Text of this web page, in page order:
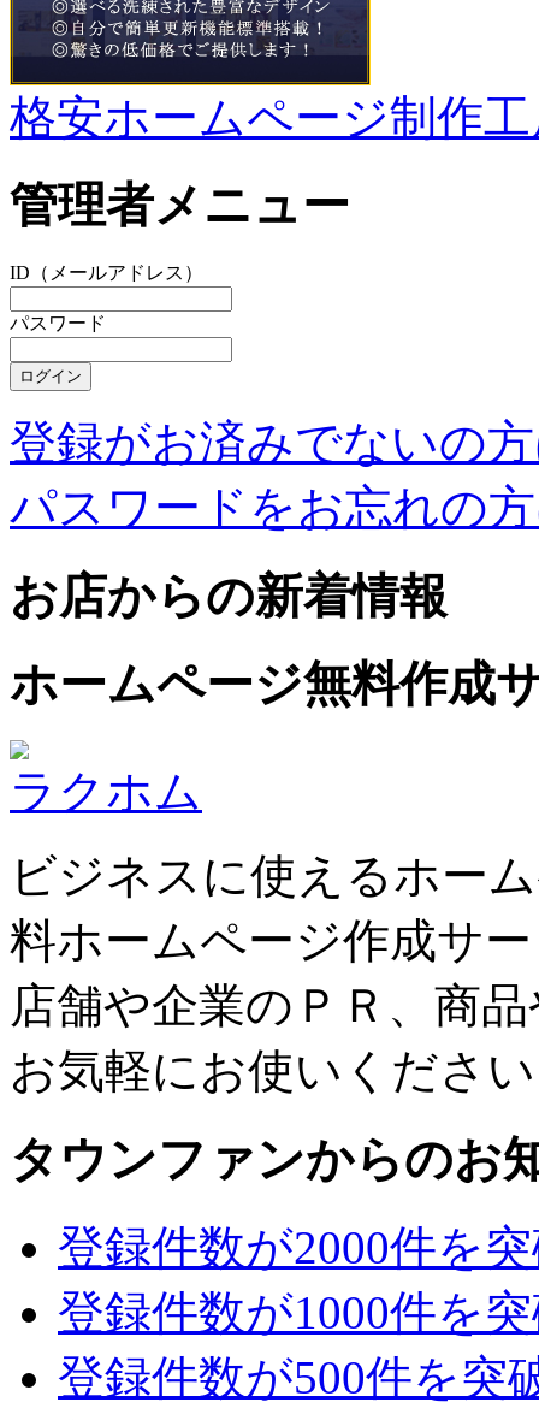
格安ホームページ制作
管理者メニュー
ID（メールアドレス）
パスワード
登録がお済みでないの
パスワードをお忘れの
お店からの新着情報
ホームページ無料作成
ラクホム
ビジネスに使えるホー
料ホームページ作成サ
店舗や企業のＰＲ、商
お気軽にお使いくださ
タウンファンからのお
登録件数が2000件を
登録件数が1000件を
登録件数が500件を突